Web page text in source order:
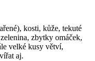
kosti, kůže, tekuté
zbytky omáček,
velké kusy větví,
aj.